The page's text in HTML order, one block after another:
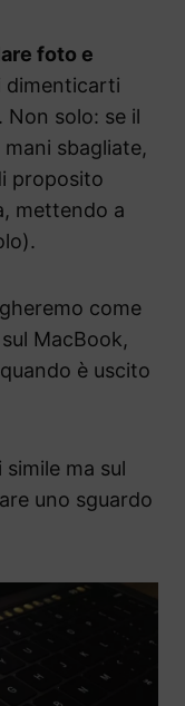
foto e
dimenticarti
solo: se il
sbagliate,
proposito
mettendo a
come
MacBook,
è uscito
ma sul
uno sguardo